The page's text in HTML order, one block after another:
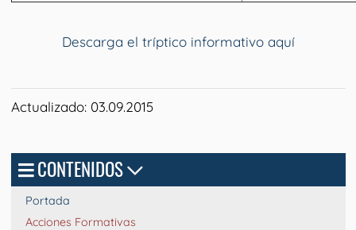
Descarga el tríptico informativo aquí
Actualizado: 03.09.2015
CONTENIDOS
Portada
Acciones Formativas